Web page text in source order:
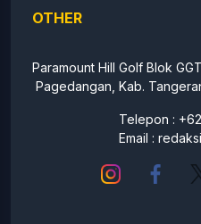
OTHER
Paramount Hill Golf Blok
Pagedangan, Kab.
Telepon :
Email :